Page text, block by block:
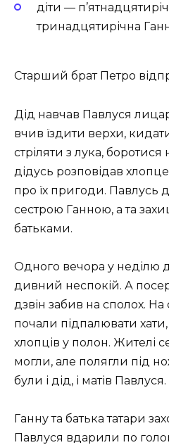
діти —
тринадцятирічна
Старший брат Петро
Дід навчав Павлуся
вчив їздити верхи,
стріляти з лука,
дідусь розповідав
про їх пригоди. Павлусь
сестрою Ганною, а та
батьками.
Одного вечора у неділю
дивний неспокій. А
дзвін забив на сполох.
почали підпалювати хати,
хлопців у полон. Жителі
могли, але полягли під
були і дід, і матів Павлуся.
Ганну та батька татари
Павлуся вдарили по